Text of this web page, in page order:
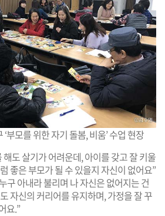
부모를 위한 자기 돌봄, 비움’ 수업 현장
도 살기가 어려운데, 아이를 갖고 잘 키울
좋은 부모가 될 수 있을지 자신이 없어요”
구 아내라 불리며 나 자신은 없어지는 건
자신의 커리어를 유지하며, 가정을 잘 꾸
요.”